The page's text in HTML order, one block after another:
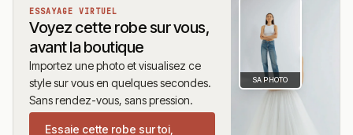
ESSAYAGE VIRTUEL
Voyez cette robe sur vous,
avant la boutique
Importez une photo et visualisez ce
style sur vous en quelques secondes.
Sans rendez-vous, sans pression.
Essaie cette robe sur toi,
SA PHOTO